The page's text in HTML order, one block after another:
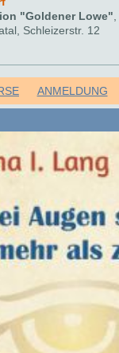
"Goldener Lowe"
Schleizerstr. 12
ANMELDUNG